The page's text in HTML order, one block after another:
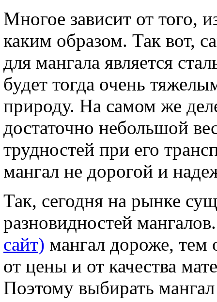
Многое зависит от того,
каким образом. Так вот,
для мангала является
будет тогда очень
природу. На самом же
достаточно небольшой
трудностей при его
мангал не дорогой и
Так, сегодня на рынке
разновидностей
сайт) мангал дороже, тем
от цены и от качества
Поэтому выбирать